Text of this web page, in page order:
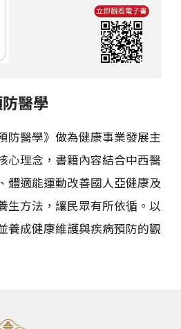
醫學
防醫學》做為健康事業發展主
心理念，書籍內容結合中西醫
體適能運動改善國人亞健康及
生方法，讓民眾有所依循。以
養成健康維護與疾病預防的觀